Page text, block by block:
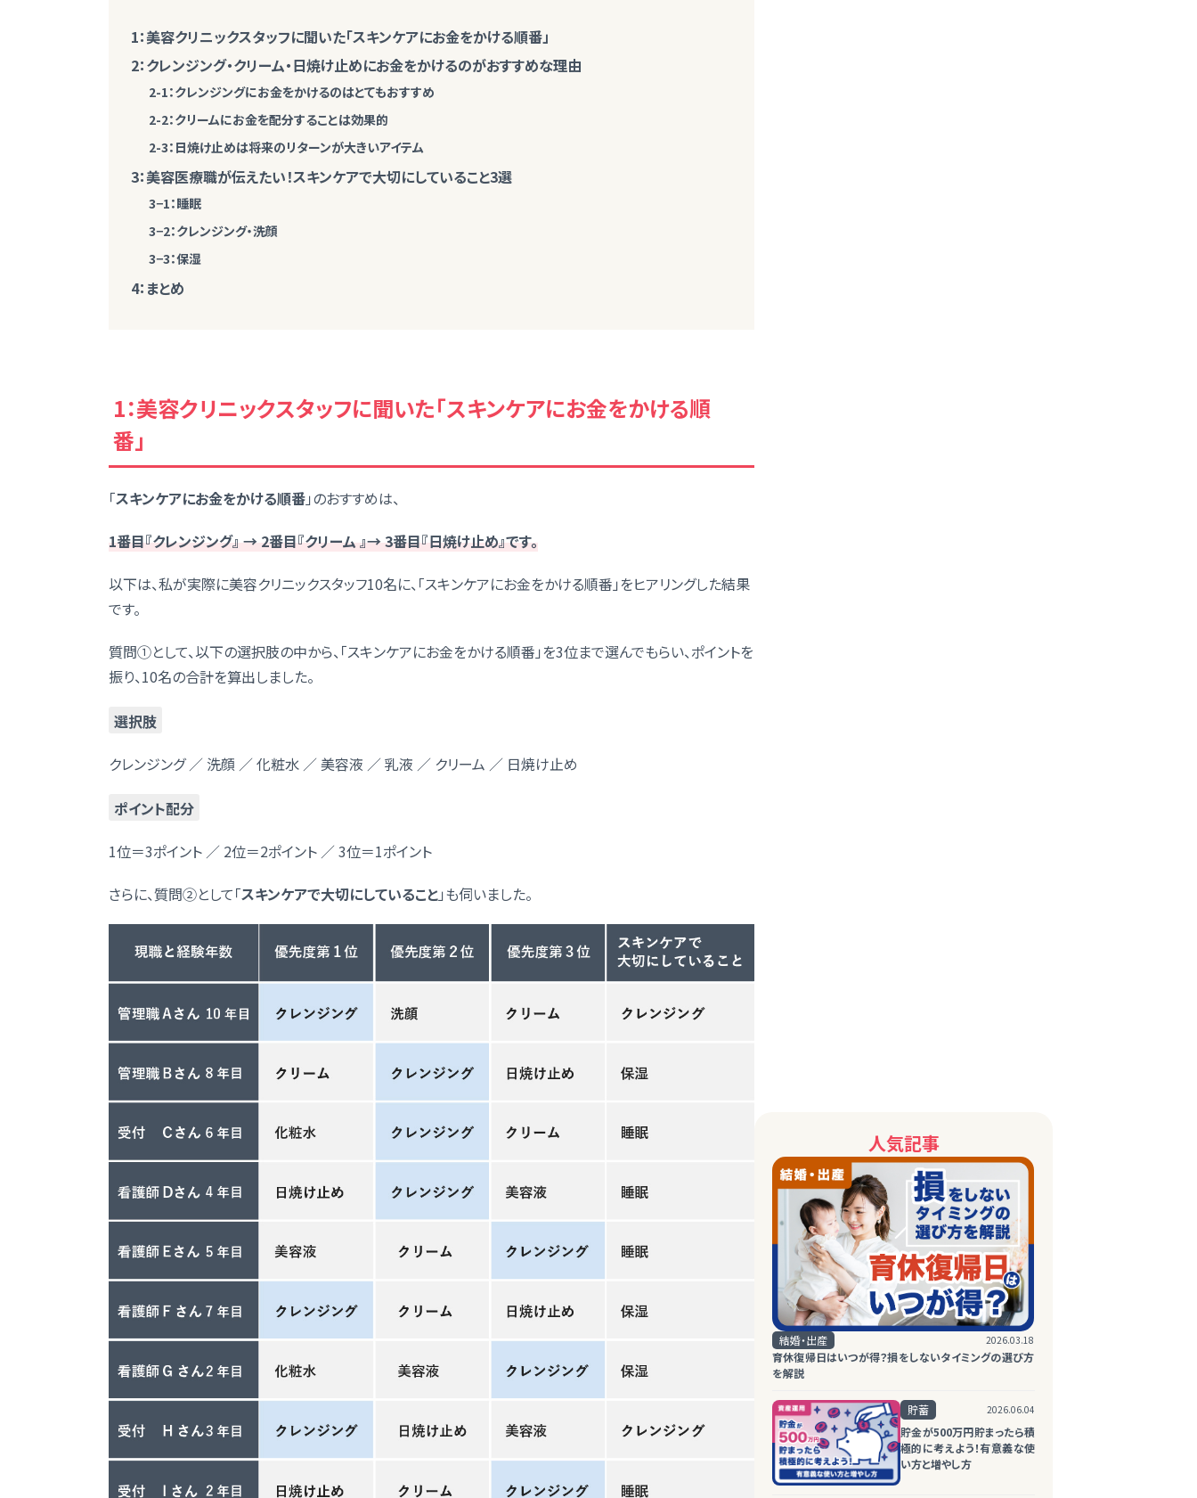
1：美容クリニックスタッフに聞いた「スキンケアにお金をかける順番」
2：クレンジング・クリーム・日焼け止めにお金をかけるのがおすすめな理由
2-1：クレンジングにお金をかけるのはとてもおすすめ
2-2：クリームにお金を配分することは効果的
2-3：日焼け止めは将来のリターンが大きいアイテム
3：美容医療職が伝えたい！スキンケアで大切にしていること3選
3−1：睡眠
3−2：クレンジング・洗顔
3−3：保湿
4：まとめ
1：美容クリニックスタッフに聞いた「スキンケアにお金をかける順
番」
「スキンケアにお金をかける順番」のおすすめは、
1番目『クレンジング』 → 2番目『クリーム 』→ 3番目『日焼け止め』です。
以下は、私が実際に美容クリニックスタッフ10名に、「スキンケアにお金をかける順番」をヒアリングした結果
です。
質問①として、以下の選択肢の中から、「スキンケアにお金をかける順番」を3位まで選んでもらい、ポイントを
振り、10名の合計を算出しました。
選択肢
クレンジング ／ 洗顔 ／ 化粧水 ／ 美容液 ／ 乳液 ／ クリーム ／ 日焼け止め
ポイント配分
1位＝3ポイント ／ 2位＝2ポイント ／ 3位＝1ポイント
さらに、質問②として「スキンケアで大切にしていること」も伺いました。
人気記事
結婚・出産 2026.03.18
育休復帰日はいつが得？損をしないタイミングの選び方
を解説
貯蓄 2026.06.04
貯金が500万円貯まったら積
極的に考えよう！有意義な使
い方と増やし方